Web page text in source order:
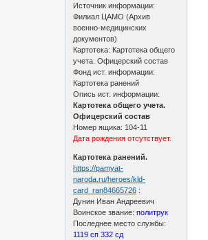
Источник информации:
Филиал ЦАМО (Архив
военно-медицинских
документов)
Картотека: Картотека общего
учета. Офицерский состав
Фонд ист. информации:
Картотека ранений
Опись ист. информации:
Картотека общего учета.
Офицерский состав
Номер ящика: 104-11
Дата рождения отсутствует.
Картотека ранений.
https://pamyat-
naroda.ru/heroes/kld-
card_ran84665726 :
Дунин Иван Андреевич
Воинское звание: политрук
Последнее место службы:
1119 сп 332 сд